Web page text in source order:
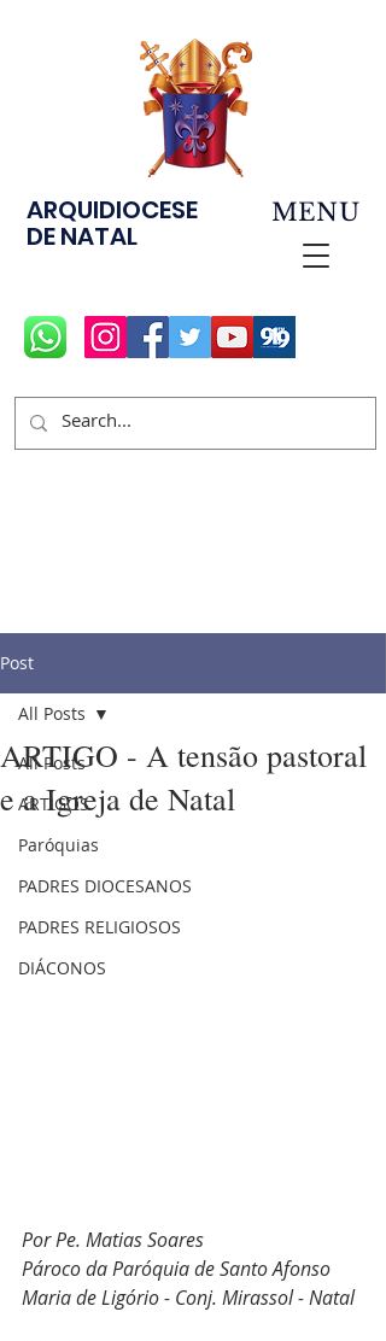
ARQUIDIOCESE
DE NATAL
MENU
Post
All Posts
ARTIGOS
Paróquias
PADRES DIOCESANOS
PADRES RELIGIOSOS
DIÁCONOS
All Posts
ARTIGO - A tensão pastoral
e a Igreja de Natal
Por Pe. Matias Soares
Pároco da Paróquia de Santo Afonso
Maria de Ligório - Conj. Mirassol - Natal